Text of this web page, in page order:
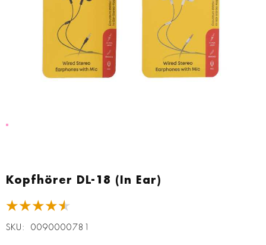
Kopfhörer DL-18 (In Ear)
★★★★★
SKU 0090000781
Anfang
Bildgalerie